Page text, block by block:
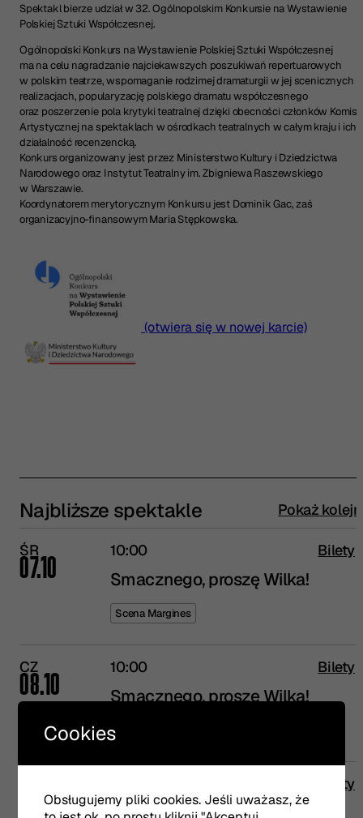
Spektakl bierze udział w 32. Ogólnopolskim Konkursie na Wystawienie
Polskiej Sztuki Współczesnej.
Ogólnopolski Konkurs na Wystawienie Polskiej Sztuki Współczesnej
ma na celu nagradzanie najciekawszych poszukiwań repertuarowych
w polskim teatrze, wspomaganie rodzimej dramaturgii w jej scenicznych
realizacjach, popularyzację polskiego dramatu współczesnego
oraz poszerzenie pola krytyki teatralnej dzięki obecności członków Komisji
Artystycznej na spektaklach w ośrodkach teatralnych w całym kraju i ich
działalność recenzencką.
Konkurs organizowany jest przez Ministerstwo Kultury i Dziedzictwa
Narodowego oraz Instytut Teatralny im. Zbigniewa Raszewskiego
w Warszawie.
Koordynatorem merytorycznym Konkursu jest Dominik Gac, zaś
organizacyjno-finansowym Maria Stępkowska.
(otwiera się w nowej karcie)
Najbliższe spektakle Pokaż
ŚR
07.10
10:00
Smacznego, proszę Wilka!
Scena Margines
Bilety
CZ
08.10
10:00
Smacznego, proszę Wilka!
Scena Margines
Bilety
Smacznego, proszę Wilka!
Bilety
Cookies
Obsługujemy pliki cookies. Jeśli uważasz, że